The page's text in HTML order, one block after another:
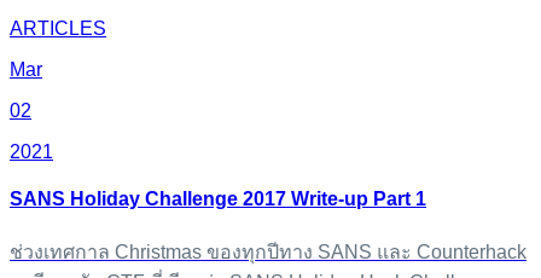
ARTICLES
Mar
02
2021
SANS Holiday Challenge 2017 Write-up Part 1
ช่วงเทศกาล Christmas ของทุกปีทาง SANS และ Counterhack